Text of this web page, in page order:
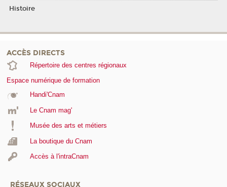
Histoire
ACCÈS DIRECTS
Répertoire des centres régionaux
Espace numérique de formation
Handi'Cnam
Le Cnam mag'
Musée des arts et métiers
La boutique du Cnam
Accès à l'intraCnam
RÉSEAUX SOCIAUX